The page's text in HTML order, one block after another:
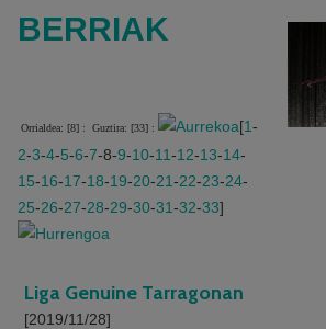
BERRIAK
Orrialdea: [8] : Guztira: [33] : [1-
2-3-4-5-6-7-8-9-10-11-12-13-14-
15-16-17-18-19-20-21-22-23-24-
25-26-27-28-29-30-31-32-33]
Liga Genuine Tarragonan
[2019/11/28]